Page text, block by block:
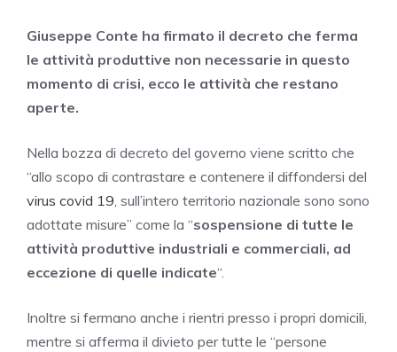
Giuseppe Conte ha firmato il decreto che ferma
le attività produttive non necessarie in questo
momento di crisi, ecco le attività che restano
aperte.
Nella bozza di decreto del governo viene scritto che
“allo scopo di contrastare e contenere il diffondersi del
virus covid 19, sull’intero territorio nazionale sono sono
adottate misure” come la “sospensione di tutte le
attività produttive industriali e commerciali, ad
eccezione di quelle indicate“.
Inoltre si fermano anche i rientri presso i propri domicili,
mentre si afferma il divieto per tutte le “persone